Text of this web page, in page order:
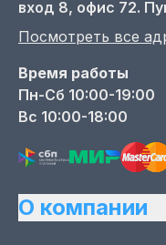
вход 8, офис 72.
Посмотреть все
Время работы
Пн-Сб 10:00-19:00
Вс 10:00-18:00
О компании